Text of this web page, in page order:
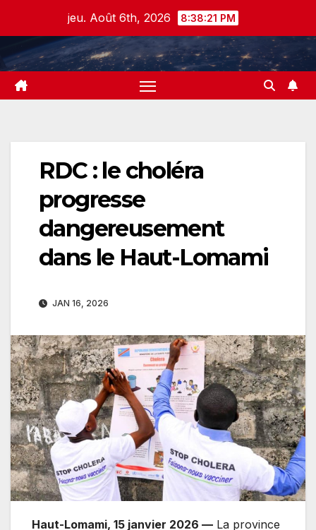
content
jeu. Août 6th, 2026 8:38:21 PM
RDC : le choléra
progresse
dangereusement
dans le Haut-Lomami
JAN 16, 2026
Haut-Lomami, 15 janvier 2026 — La province